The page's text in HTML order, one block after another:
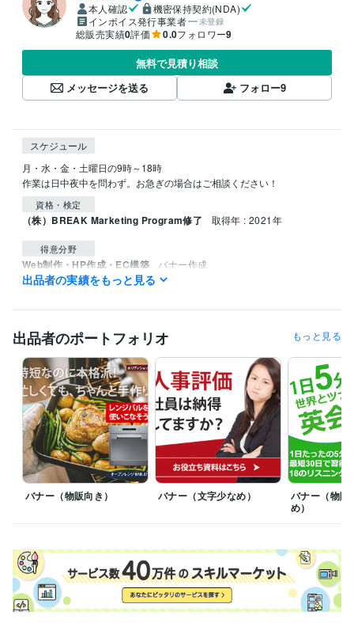
本人確認
機密保持契約(NDA)
インボイス発行事業者
未登録
総販売実績0評価 0.0フォロワー9
無料で見積り相談
メッセージを送る
フォロー9
スケジュール
月・水・金・土曜日の9時～18時
作業は日中夜中を問わず。お急ぎの場合はご相談ください！
資格・検定
（株）BREAK Marketing Program修了 取得年 : 2021年
得意分野
Web制作・HP作成・EC構築 バナー作成
ココナラ・サービス
ビジネス、クッキング
出品者の実績をもっと見る
出品者のポートフォリオ もっと見る
バナー（物販向き） バナー（文字少なめ）
バナー（物販
め）